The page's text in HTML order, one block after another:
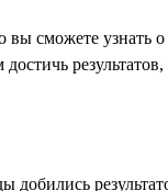
сможете узнать
добились